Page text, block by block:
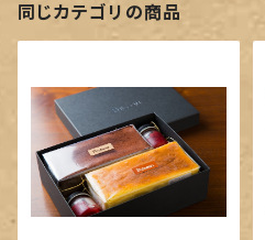
同じカテゴリの商品